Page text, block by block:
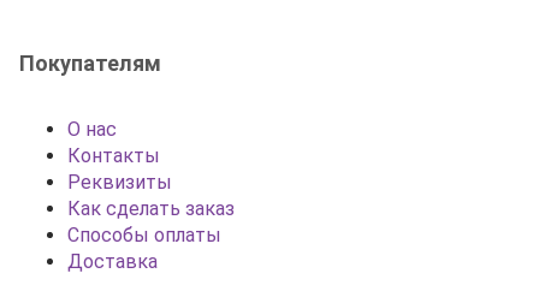
Покупателям
О нас
Контакты
Реквизиты
Как сделать заказ
Способы оплаты
Доставка